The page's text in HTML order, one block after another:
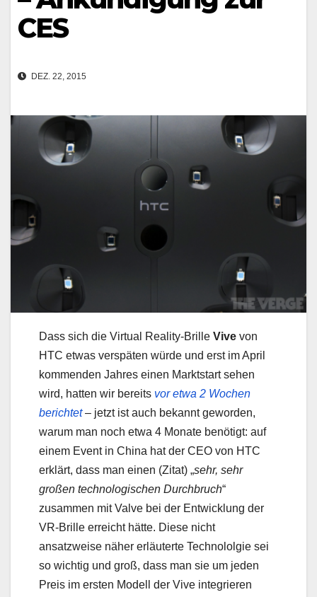
CES
DEZ. 22, 2015
Dass sich die Virtual Reality-Brille Vive von
HTC etwas verspäten würde und erst im April
kommenden Jahres einen Marktstart sehen
wird, hatten wir bereits vor etwa 2 Wochen
berichtet– jetzt ist auch bekannt geworden,
warum man noch etwa 4 Monate benötigt: auf
einem Event in China hat der CEO von HTC
erklärt, dass man einen (Zitat) „sehr, sehr
großen technologischen Durchbruch“
zusammen mit Valve bei der Entwicklung der
VR-Brille erreicht hätte. Diese nicht
ansatzweise näher erläuterte Technololgie sei
so wichtig und groß, dass man sie um jeden
Preis im ersten Modell der Vive integrieren